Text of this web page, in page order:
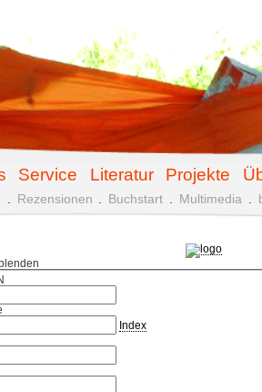
Service Literatur Projekte
Rezensionen Buchstart Multimedia
Index